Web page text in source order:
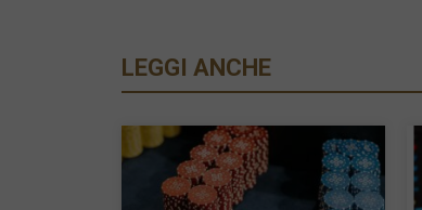
LEGGI ANCHE